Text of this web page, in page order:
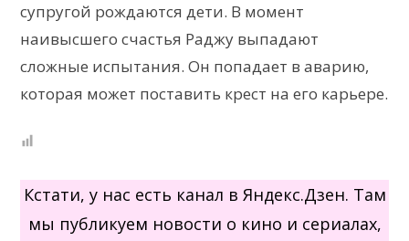
супругой рождаются дети. В момент
наивысшего счастья Раджу выпадают
сложные испытания. Он попадает в аварию,
которая может поставить крест на его карьере.
Кстати, у нас есть канал в Яндекс.Дзен. Там
мы публикуем новости о кино и сериалах,